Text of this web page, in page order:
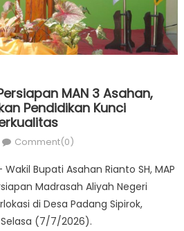
MAN 3 Asahan,
Pendidikan Kunci
Comment(0)
Wakil Bupati Asahan Rianto SH, MAP
Madrasah Aliyah Negeri
di Desa Padang Sipirok,
(7/7/2026).